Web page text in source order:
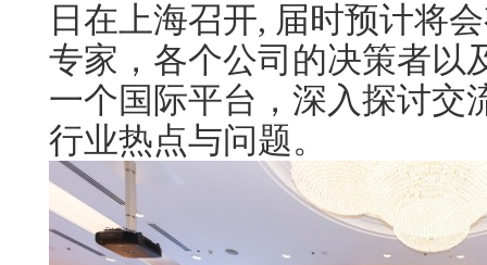
日在上海召开, 届时预计将
专家，各个公司的决策者以
一个国际平台，深入探讨交
行业热点与问题。